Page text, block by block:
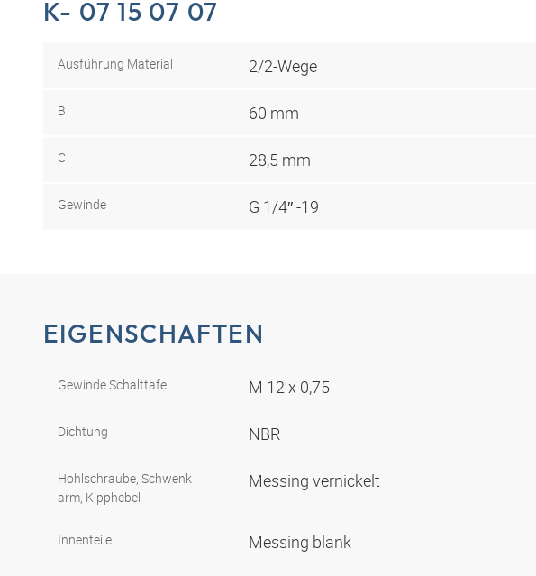
K- 07 15 07 07
Ausführung Material 2/2-Wege
B 60 mm
C 28,5 mm
Gewinde G 1/4″ -19
EIGENSCHAFTEN
Gewinde Schalttafel M 12 x 0,75
Dichtung NBR
Hohlschraube, Schwenk
arm, Kipphebel
Messing vernickelt
Innenteile Messing blank